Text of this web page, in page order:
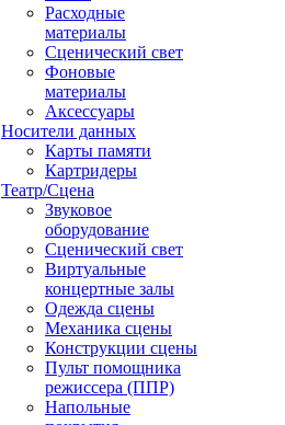
Расходные
материалы
Сценический свет
Фоновые
материалы
Аксессуары
Носители данных
Карты памяти
Картридеры
Театр/Сцена
Звуковое
оборудование
Сценический свет
Виртуальные
концертные залы
Одежда сцены
Механика сцены
Конструкции сцены
Пульт помощника
режиссера (ППР)
Напольные